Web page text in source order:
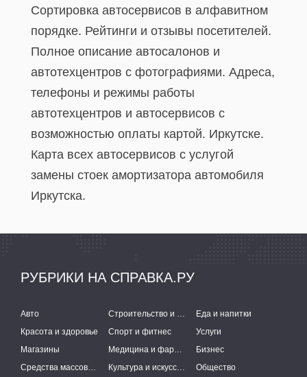
Сортировка автосервисов в алфавитном
порядке. Рейтинги и отзывы посетителей.
Полное описание автосалонов и
автотехцентров с фотографиями. Адреса,
телефоны и режимы работы
автотехцентров и автосервисов с
возможностью оплаты картой. Иркутске.
Карта всех автосервисов c услугой
замены стоек амортизатора автомобиля
Иркутска.
РУБРИКИ НА СПРАВКА.РУ
Авто Строительство и ремонт
Еда и напитки
Красота и здоровье
Спорт и фитнес
Услуги
Магазины
Медицина и фармацевтика
Бизнес
Средства массовой информации
Культура и искусство Общество